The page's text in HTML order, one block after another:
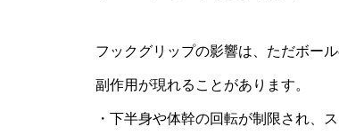
フックグリップの影響は、ただボー
副作用が現れることがあります。
・下半身や体幹の回転が制限され、